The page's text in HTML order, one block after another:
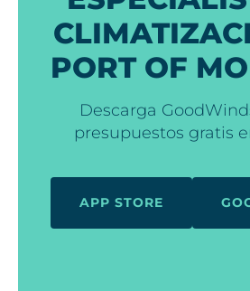
PORT OF
Descarga
presupuestos gratis
APP STORE